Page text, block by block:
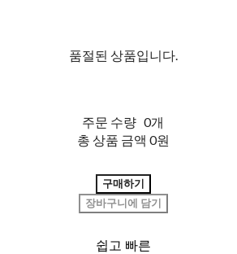
품절된 상품입니다.
주문 수량 0개
총 상품 금액 0원
구매하기
장바구니에 담기
쉽고 빠른